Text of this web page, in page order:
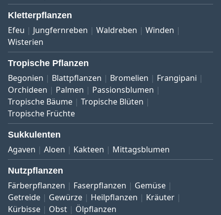
Kletterpflanzen
Efeu Jungfernreben Waldreben
Winden
Wisterien
Tropische Pflanzen
Begonien Blattpflanzen Bromelien
Frangipani
Orchideen
Palmen
Passionsblumen
Tropische Bäume
Tropische Blüten
Tropische Früchte
Sukkulenten
Agaven Aloen Kakteen Mittagsblumen
Nutzpflanzen
Färberpflanzen Faserpflanzen
Gemüse
Getreide
Gewürze Heilpflanzen
Kräuter
Kürbisse
Obst Ölpflanzen